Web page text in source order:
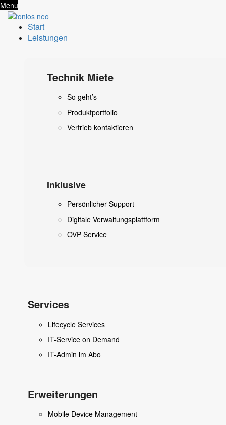
Menu
Start
Leistungen
Technik Miete
So geht’s
Produktportfolio
Vertrieb kontaktieren
Inklusive
Persönlicher Support
Digitale Verwaltungsplattform
OVP Service
Services
Lifecycle Services
IT-Service on Demand
IT-Admin im Abo
Erweiterungen
Mobile Device Management